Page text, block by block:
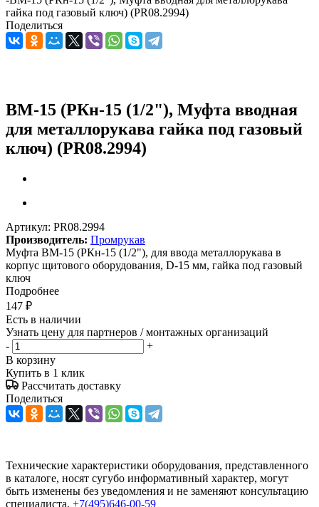
гайка под газовый ключ) (PR08.2994)
Поделиться
ВМ-15 (РКн-15 (1/2"), Муфта вводная
для металлорукава гайка под газовый
ключ) (PR08.2994)
Артикул: PR08.2994
Производитель: Промрукав
Муфта ВМ-15 (РКн-15 (1/2"), для ввода металлорукава в
корпус щитового оборудования, D-15 мм, гайка под газовый
ключ
Подробнее
147 ₽
Есть в наличии
Узнать цену для партнеров / монтажных организаций
-
+
В корзину
Купить в 1 клик
Рассчитать доставку
Поделиться
Технические характеристики оборудования, представленного
в каталоге, носят сугубо информативный характер, могут
быть изменены без уведомления и не заменяют консультацию
специалиста. +7(495)646-00-59